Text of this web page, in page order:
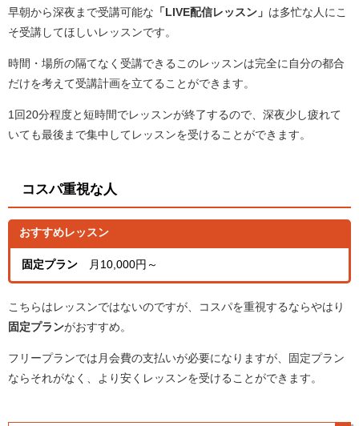
早朝から深夜まで受講可能な 「LIVE配信レッスン」 は多忙な人にこ
そ受講してほしいレッスンです。
時間・場所の隔てなく受講できるこのレッスンは完全に自分の都合
だけを考えて受講計画を立てることができます。
1回20分程度と短時間でレッスンが終了するので、深夜少し疲れて
いても最後まで集中してレッスンを受けることができます。
コスパ重視な人
おすすめレッスン
固定プラン 月10,000円～
こちらはレッスンではないのですが、コスパを重視するならやはり
固定プランがおすすめ。
フリープランでは月会費の支払いが必要になりますが、固定プラン
ならそれがなく、より安くレッスンを受けることができます。